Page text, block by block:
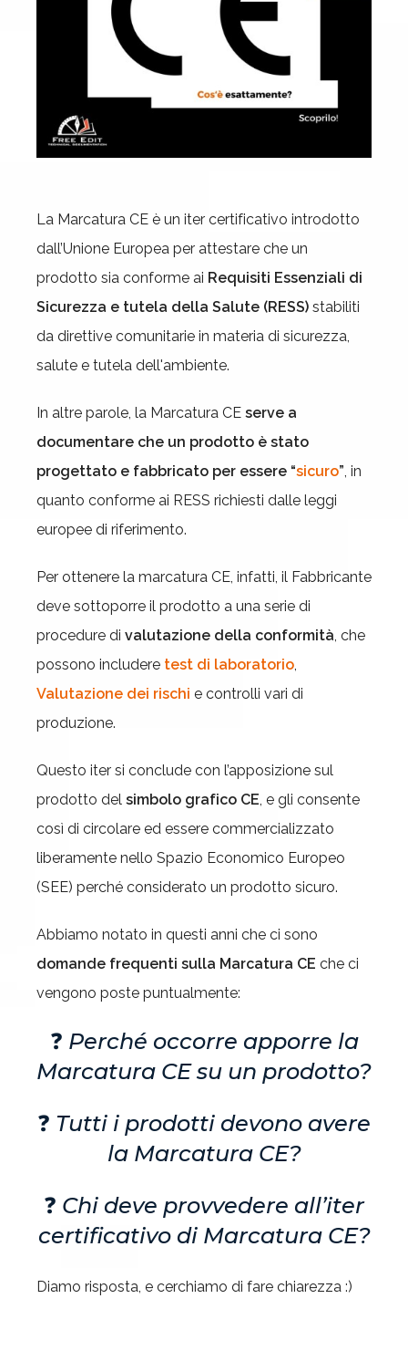
La Marcatura CE è un iter certificativo introdotto
dall’Unione Europea per attestare che un
prodotto sia conforme ai Requisiti Essenziali di
Sicurezza e tutela della Salute (RESS) stabiliti
da direttive comunitarie in materia di sicurezza,
salute e tutela dell'ambiente.
In altre parole, la Marcatura CE serve a
documentare che un prodotto è stato
progettato e fabbricato per essere “sicuro”, in
quanto conforme ai RESS richiesti dalle leggi
europee di riferimento.
Per ottenere la marcatura CE, infatti, il Fabbricante
deve sottoporre il prodotto a una serie di
procedure di valutazione della conformità, che
possono includere test di laboratorio,
Valutazione dei rischi e controlli vari di
produzione.
Questo iter si conclude con l’apposizione sul
prodotto del simbolo grafico CE, e gli consente
così di circolare ed essere commercializzato
liberamente nello Spazio Economico Europeo
(SEE) perché considerato un prodotto sicuro.
Abbiamo notato in questi anni che ci sono
domande frequenti sulla Marcatura CE che ci
vengono poste puntualmente:
❓ Perché occorre apporre la
Marcatura CE su un prodotto?
❓ Tutti i prodotti devono avere
la Marcatura CE?
❓ Chi deve provvedere all’iter
certificativo di Marcatura CE?
Diamo risposta, e cerchiamo di fare chiarezza :)